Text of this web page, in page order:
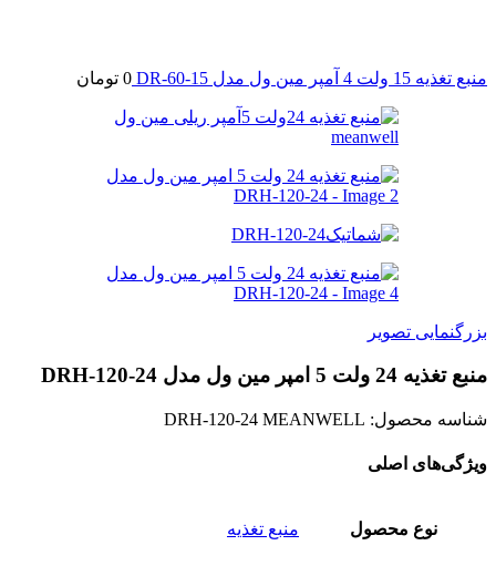
منبع تغذیه 15 ولت 4 آمپر مین ول مدل DR-60-15 0 تومان
بزرگنمایی تصویر
منبع تغذیه 24 ولت 5 امپر مین ول مدل DRH-120-24
شناسه محصول: DRH-120-24 MEANWELL
ویژگی‌های اصلی
نوع محصول منبع تغذیه